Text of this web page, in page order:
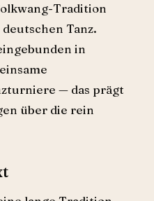
Tradition
Tanz.
in
— das prägt
über die rein